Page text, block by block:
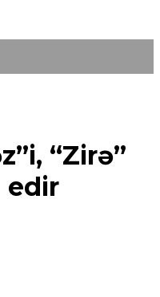
“Zirə”
edir